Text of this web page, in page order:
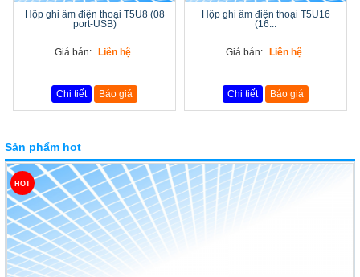
Hộp ghi âm điện thoại T5U8 (08
port-USB)
Giá bán: Liên hệ
Chi tiết Báo giá
Hộp ghi âm điện thoại T5U16
(16...
Giá bán: Liên hệ
Chi tiết Báo giá
Sản phẩm hot
HOT